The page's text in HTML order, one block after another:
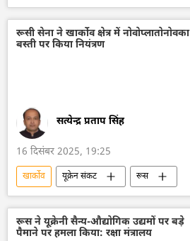
विशेष सैन्य अभियान
यूक्रेन सशस्त्र बल
यूक्रेन
रक्षा मंत्रालय (MoD)
रूसी सेना ने खार्कोव क्षेत्र में नोवोप्लातोनोवका
बस्ती पर किया नियंत्रण
सत्येन्द्र प्रताप सिंह
16 दिसंबर 2025, 19:25
खार्कोव यूक्रेन संकट
रूस
रूसी सैन्य तकनीक
रूसी सेना
डोनेट्स्क पीपुल्स रिपब्लिक
रूस ने यूक्रेनी सैन्य-औद्योगिक उद्यमों पर बड़े
पैमाने पर हमला किया: रक्षा मंत्रालय